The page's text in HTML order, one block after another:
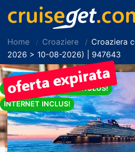
Home Croaziere
Croaziera
2026 > 10-08-2026) | 947643
PACHET DE BAUTURI INCLUS!
INTERNET INCLUS!